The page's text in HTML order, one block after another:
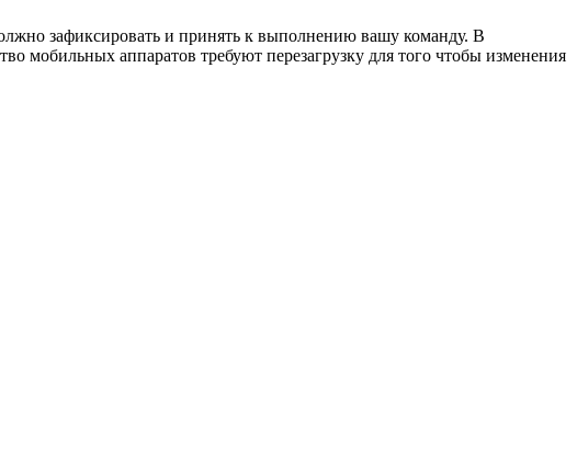
зафиксировать и принять к выполнению вашу команду. В
мобильных аппаратов требуют перезагрузку для того чтобы изменения